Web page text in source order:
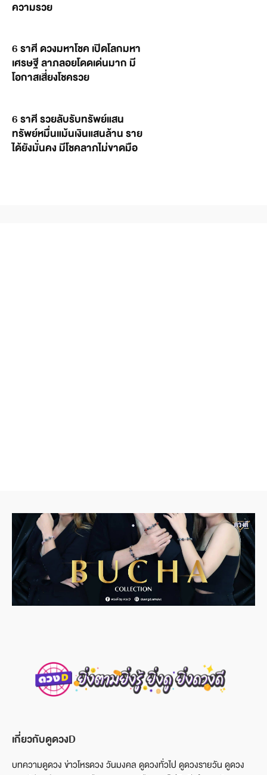
ความรวย
6 ราศี ดวงมหาโชค เปิดโลกมหา
เศรษฐี ลาภลอยโดดเด่นมาก มี
โอกาสเสี่ยงโชครวย
6 ราศี รวยลับรับทรัพย์แสน
ทรัพย์หมื่นแม้นเงินแสนล้าน ราย
ได้ยังมั่นคง มีโชคลาภไม่ขาดมือ
เกี่ยวกับดูดวงD
บทความดูดวง ข่าวโหรดวง วันมงคล ดูดวงทั่วไป ดูดวงรายวัน ดูดวง